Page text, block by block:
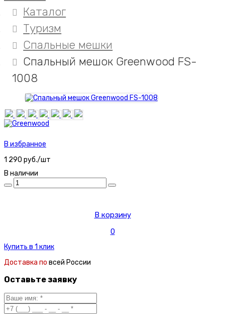
Каталог
Туризм
Спальные мешки
Спальный мешок Greenwood FS-
1008
В избранное
1 290 руб./шт
В наличии
В корзину
0
Купить в 1 клик
Доставка по всей России
Оставьте заявку